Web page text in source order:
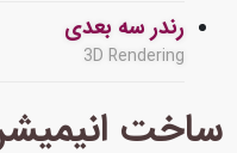
رندر سه بعدی
3D Rendering
ساخت